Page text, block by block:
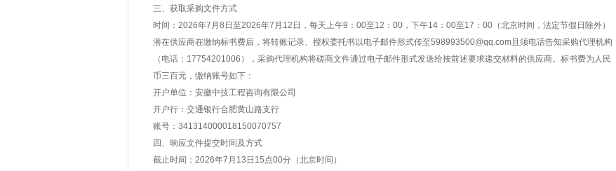
三、获取采购文件方式
时间：2026年7月8日至2026年7月12日，每天上午9：00至12：00，下午14：00至17：00（北京时间，法定节假日除外）
潜在供应商在缴纳标书费后，将转账记录、授权委托书以电子邮件形式传至598993500@qq.com且须电话告知采购代理机构
（电话：17754201006），采购代理机构将磋商文件通过电子邮件形式发送给按前述要求递交材料的供应商。标书费为人民
币三百元，缴纳账号如下：
开户单位：安徽中技工程咨询有限公司
开户行：交通银行合肥黄山路支行
账号：341314000018150070757
四、响应文件提交时间及方式
截止时间：2026年7月13日15点00分（北京时间）